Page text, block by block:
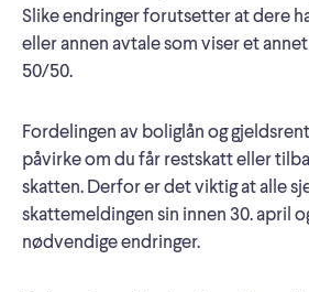
Slike endringer forutsetter at dere
eller annen avtale som viser et
50/50.
Fordelingen av boliglån og
påvirke om du får restskatt eller
skatten. Derfor er det viktig at alle
skattemeldingen sin innen 30. april
nødvendige endringer.